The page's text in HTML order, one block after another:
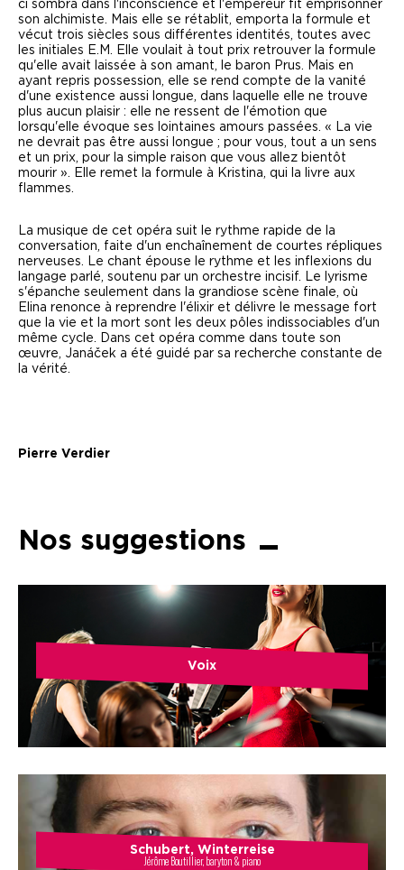
ci sombra dans l'inconscience et l'empereur fit emprisonner
son alchimiste. Mais elle se rétablit, emporta la formule et
vécut trois siècles sous différentes identités, toutes avec
les initiales E.M. Elle voulait à tout prix retrouver la formule
qu'elle avait laissée à son amant, le baron Prus. Mais en
ayant repris possession, elle se rend compte de la vanité
d'une existence aussi longue, dans laquelle elle ne trouve
plus aucun plaisir : elle ne ressent de l'émotion que
lorsqu'elle évoque ses lointaines amours passées. « La vie
ne devrait pas être aussi longue ; pour vous, tout a un sens
et un prix, pour la simple raison que vous allez bientôt
mourir ».
Elle remet la formule à Kristina, qui la livre aux
flammes.
La musique de cet opéra suit le rythme rapide de la
conversation, faite d'un enchaînement de courtes répliques
nerveuses. Le chant épouse le rythme et les inflexions du
langage parlé, soutenu par un orchestre incisif. Le lyrisme
s'épanche seulement dans la grandiose scène finale, où
Elina renonce à reprendre l'élixir et délivre le message fort
que la vie et la mort sont les deux pôles indissociables d'un
même cycle. Dans cet opéra comme dans toute son
œuvre, Janáček a été guidé par sa recherche constante de
la vérité.
Pierre Verdier
Nos suggestions
Voix
Schubert, Winterreise
Jérôme Boutillier, baryton & piano